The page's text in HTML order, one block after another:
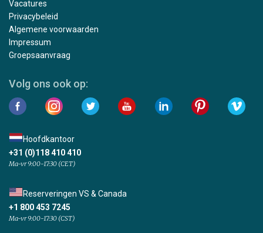
Vacatures
Privacybeleid
Algemene voorwaarden
Impressum
Groepsaanvraag
Volg ons ook op:
Hoofdkantoor
+31 (0)118 410 410
Ma-vr 9:00-17:30 (CET)
Reserveringen VS & Canada
+1 800 453 7245
Ma-vr 9:00-17:30 (CST)